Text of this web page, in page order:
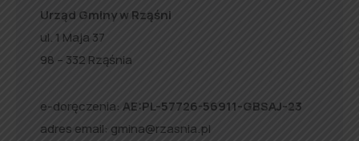
Urząd Gminy w Rząśni
ul. 1 Maja 37
98 – 332 Rząśnia
e-doręczenia: AE:PL-57726-56911-GBSAJ-23
adres email: gmina@rzasnia.pl